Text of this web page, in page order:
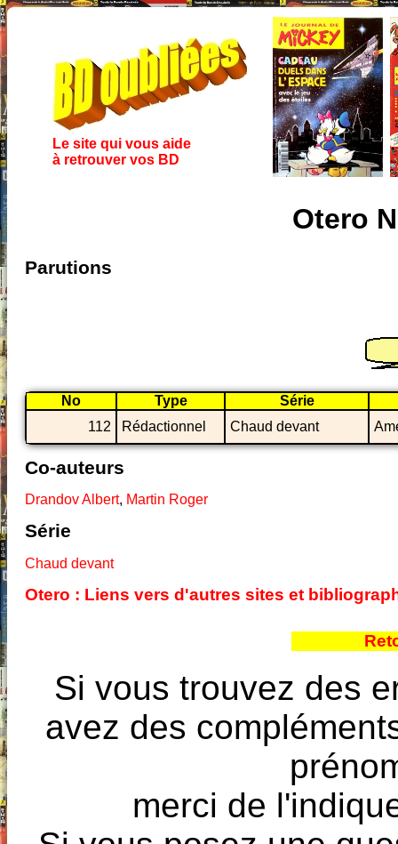
Le site qui vous aide
à retrouver vos BD
Otero
Parutions
No Type
Série
112
Rédactionnel Chaud devant
Co-auteurs
Drandov Albert, Martin Roger
Série
Chaud devant
Otero : Liens vers d'autres sites et
Si vous trouvez des
avez des
merci de